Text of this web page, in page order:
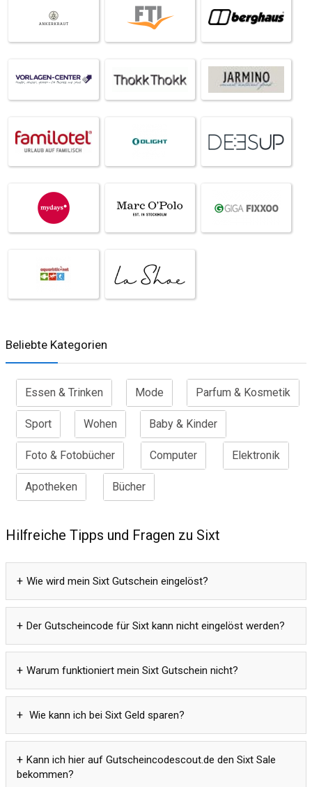
Beliebte Kategorien
Essen & Trinken Mode Parfum & Kosmetik
Sport Wohen Baby & Kinder
Foto & Fotobücher Computer Elektronik
Apotheken Bücher
Hilfreiche Tipps und Fragen zu Sixt
Wie wird mein Sixt Gutschein eingelöst?
Der Gutscheincode für Sixt kann nicht eingelöst werden?
Warum funktioniert mein Sixt Gutschein nicht?
Wie kann ich bei Sixt Geld sparen?
Kann ich hier auf Gutscheincodescout.de den Sixt Sale
bekommen?